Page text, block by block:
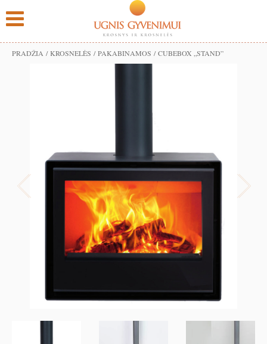
PRADŽIA /KROSNELĖS /PAKABINAMOS / CUBEBOX „STAND”